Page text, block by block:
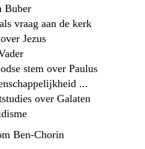
Buber
vraag aan de kerk
Jezus
stem over Paulus
...
over Galaten
Ben-Chorin